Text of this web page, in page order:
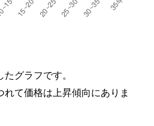
グラフです。
て価格は上昇傾向にありま